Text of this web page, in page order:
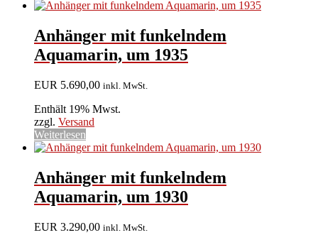
Anhänger mit funkelndem
Aquamarin, um 1935
EUR 5.690,00 inkl. MwSt.
Enthält 19% Mwst.
zzgl. Versand
Weiterlesen
Anhänger mit funkelndem
Aquamarin, um 1930
EUR 3.290,00 inkl. MwSt.